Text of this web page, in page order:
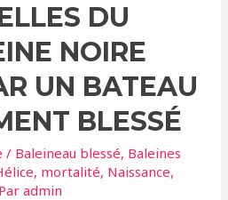
DU
NOIRE
UN BATEAU
BLESSÉ
/ Baleineau blessé, Baleines
, mortalité, Naissance,
admin